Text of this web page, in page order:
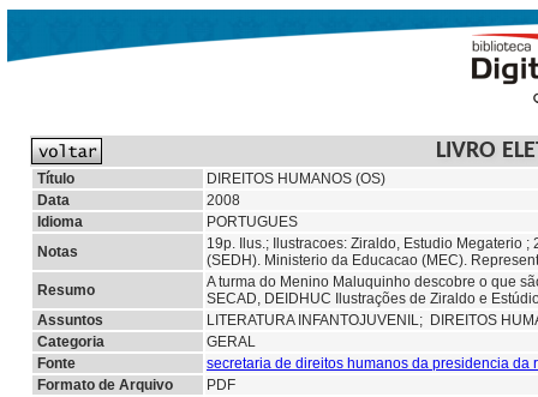
LIVRO
Título
DIREITOS HUMANOS (OS)
Data
2008
Idioma
PORTUGUES
Notas
19p. Ilus.; Ilustracoes: Ziraldo, Estudio Megaterio
(SEDH). Ministerio da Educacao (MEC).
Resumo
A turma do Menino Maluquinho descobre o que
SECAD, DEIDHUC Ilustrações de Ziraldo e
Assuntos
LITERATURA INFANTOJUVENIL; DIREITOS
Categoria
GERAL
Fonte
secretaria de direitos humanos da presidencia da
Formato de Arquivo
PDF